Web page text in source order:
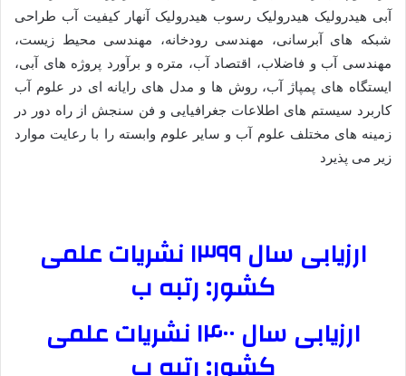
آبی هیدرولیک هیدرولیک رسوب هیدرولیک آنهار کیفیت آب طراحی
شبکه های آبرسانی، مهندسی رودخانه، مهندسی محیط زیست،
مهندسی آب و فاضلاب، اقتصاد آب، متره و برآورد پروژه های آبی،
ایستگاه های پمپاژ آب، روش ها و مدل های رایانه ای در علوم آب
کاربرد سیستم های اطلاعات جغرافیایی و فن سنجش از راه دور در
زمینه های مختلف علوم آب و سایر علوم وابسته را با رعایت موارد
زیر می پذیرد
ارزیابی سال ۱۳۹۹ نشریات علمی
کشور:رتبه ب
ارزیابی سال ۱۴۰۰ نشریات علمی